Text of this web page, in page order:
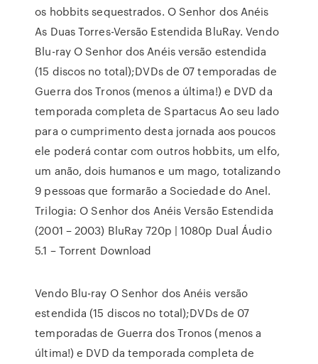
os hobbits sequestrados. O Senhor dos Anéis
As Duas Torres-Versão Estendida BluRay. Vendo
Blu-ray O Senhor dos Anéis versão estendida
(15 discos no total);DVDs de 07 temporadas de
Guerra dos Tronos (menos a última!) e DVD da
temporada completa de Spartacus Ao seu lado
para o cumprimento desta jornada aos poucos
ele poderá contar com outros hobbits, um elfo,
um anão, dois humanos e um mago, totalizando
9 pessoas que formarão a Sociedade do Anel.
Trilogia: O Senhor dos Anéis Versão Estendida
(2001 – 2003) BluRay 720p | 1080p Dual Áudio
5.1 – Torrent Download
Vendo Blu-ray O Senhor dos Anéis versão
estendida (15 discos no total);DVDs de 07
temporadas de Guerra dos Tronos (menos a
última!) e DVD da temporada completa de